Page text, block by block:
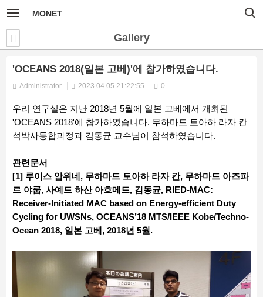
MONET
Gallery
'OCEANS 2018(일본 고베)'에 참가하였습니다.
Administrator 2023.04.05 21:22:55 0
우리 연구실은 지난 2018년 5월에 일본 고베에서 개최된
'OCEANS 2018'에 참가하였습니다. 무하마드 토아하 라자 칸
석박사통합과정과 김동균 교수님이 참석하였습니다.​
관련문서
[1] 루이스 암위네, 무하마드 토아하 라자 칸, 무하마드 아즈파
르 야쿱, 사예드 하산 아흐메드, 김동균, RIED-MAC:
Receiver-Initiated MAC based on Energy-efficient Duty
Cycling for UWSNs, OCEANS’18 MTS/IEEE Kobe/Techno-
Ocean 2018, 일본 고베, 2018년 5월.